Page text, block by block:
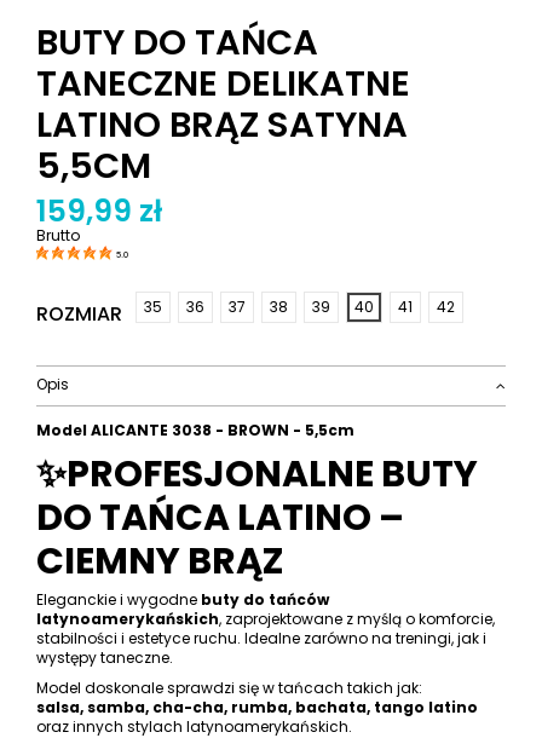
BUTY DO TAŃCA
TANECZNE DELIKATNE
LATINO BRĄZ SATYNA
5,5CM
159,99 zł
Brutto
5.0
ROZMIAR 35 36 37 38 39 40 41 42
Opis
Model ALICANTE 3038 - BROWN - 5,5cm
✨PROFESJONALNE BUTY
DO TAŃCA LATINO –
CIEMNY BRĄZ
Eleganckie i wygodne buty do tańców
latynoamerykańskich, zaprojektowane z myślą o komforcie,
stabilności i estetyce ruchu. Idealne zarówno na treningi, jak i
występy taneczne.
Model doskonale sprawdzi się w tańcach takich jak:
salsa, samba, cha-cha, rumba, bachata, tango latino
oraz innych stylach latynoamerykańskich.